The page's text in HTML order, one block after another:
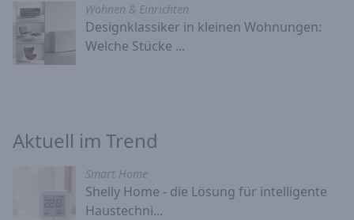
Wohnen & Einrichten
Designklassiker in kleinen Wohnungen:
Welche Stücke ...
Aktuell im Trend
Smart Home
Shelly Home - die Lösung für intelligente
Haustechni...